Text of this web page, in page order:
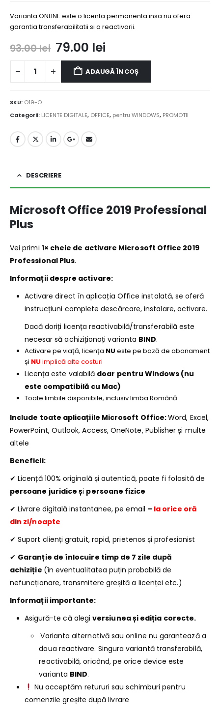
Varianta ONLINE este o licenta permanenta insa nu ofera
garantia transferabilitatii si a reactivarii.
93.00lei Prețul
inițial
a
fost:
93.00 lei.
79.00 lei
curent
este:
79.00 lei.
ADAUGĂ ÎN COȘ
SKU: O19-O
Categorii: LICENTE DIGITALE, OFFICE, pentru WINDOWS, PROMOTII
DESCRIERE
Microsoft Office 2019 Professional
Plus
Vei primi 1× cheie de activare Microsoft Office 2019
Professional Plus.
Informații despre activare:
Activare direct în aplicația Office instalată, se oferă
instrucțiuni complete descărcare, instalare, activare.
Dacă doriți licența reactivabilă/transferabilă este
necesar să achiziționați varianta BIND.
Activare pe viață, licența NU este pe bază de abonament
și NU implică alte costuri
Licența este valabilă doar pentru Windows (nu
este compatibilă cu Mac)
Toate limbile disponibile, inclusiv limba Română
Include toate aplicațiile Microsoft Office:Word, Excel,
PowerPoint, Outlook, Access, OneNote, Publisher și multe
altele
Beneficii:
✔ Licență 100% originală și autentică, poate fi folosită de
persoane juridice și persoane fizice
✔ Livrare digitală instantanee, pe email – la orice oră
din zi/noapte
✔ Suport clienți gratuit, rapid, prietenos și profesionist
✔ Garanție de înlocuire timp de 7 zile după
achiziție (în eventualitatea puțin probabilă de
nefuncționare, transmitere greșită a licenței etc.)
Informații importante:
Asigură-te că alegiversiunea și ediția corecte.
Varianta alternativă sau online nu garantează a
doua reactivare. Singura variantă transferabilă,
reactivabilă, oricând, pe orice device este
varianta BIND.
Nu acceptăm retururi sau schimburi pentru
comenzile greșite după livrare